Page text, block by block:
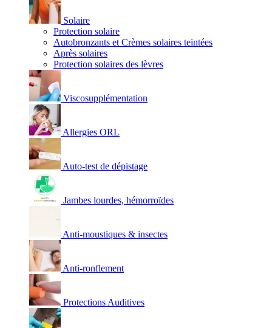
Solaire
Protection solaire
Autobronzants et Crèmes solaires teintées
Après solaires
Protection solaires des lèvres
Viscosupplémentation
Allergies ORL
Auto-test de dépistage
Jambes lourdes, hémorroïdes
Anti-moustiques & insectes
Anti-ronflement
Protections Auditives